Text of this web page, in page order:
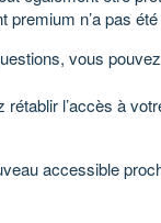
premium n’a pas
vous
rétablir l’accès à
accessible